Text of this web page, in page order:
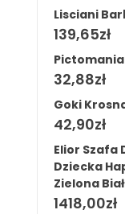
Lisciani
139,65zł
32,88zł
Goki
42,90zł
Elior Szafa
Dziecka
Zielona
1418,00zł